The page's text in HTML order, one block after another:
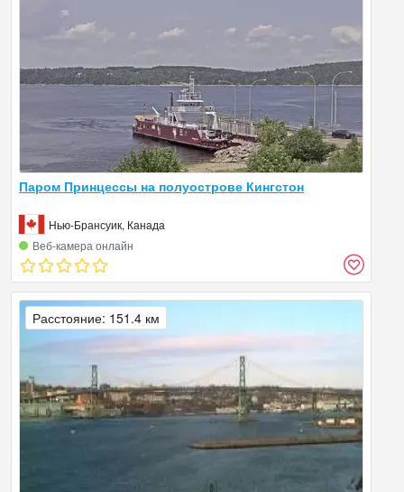
Паром Принцессы на полуострове Кингстон
Нью-Брансуик, Канада
Веб‑камера онлайн
Расстояние: 151.4 км